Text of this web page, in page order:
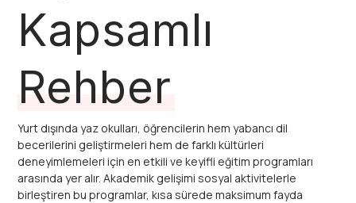
Kapsamlı
Rehber
Yurt dışında yaz okulları, öğrencilerin hem yabancı dil
becerilerini geliştirmeleri hem de farklı kültürleri
deneyimlemeleri için en etkili ve keyifli eğitim programları
arasında yer alır. Akademik gelişimi sosyal aktivitelerle
birleştiren bu programlar, kısa sürede maksimum fayda